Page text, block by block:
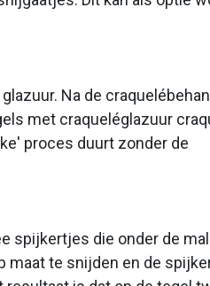
Na de
met craqueléglazuur
proces duurt zonder de
spijkertjes die onder de
maat te snijden en de